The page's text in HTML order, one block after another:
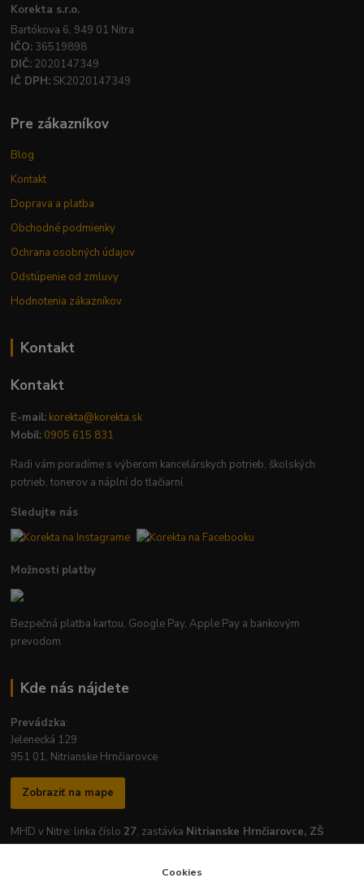
Korekta s.r.o.
Bartókova 6, 949 01 Nitra
IČO: 36519898
DIČ: 2020147349
IČ DPH: SK2020147349
Pre zákazníkov
Blog
Kontakt
Doprava a platba
Obchodné podmienky
Ochrana osobných údajov
Odstúpenie od zmluvy
Hodnotenia zákazníkov
Kontakt
Kontakt
E-mail: korekta@korekta.sk
Mobil: 0905 615 831
Radi vám poradíme s výberom kancelárskych potrieb, školských
potrieb, tonerov a náplní do tlačiarní.
Sledujte nás
Možnosti platby
Bezpečná platba kartou, Google Pay, Apple Pay a bankovým
prevodom.
Kde nás nájdete
Prevádzka:
Jelenecká 129
951 01, Nitrianske Hrnčiarovce
Zobraziť na mape
MHD v Nitre: linka číslo 27, zastávka Nitrianske Hrnčiarovce, ZŠ
Cookies